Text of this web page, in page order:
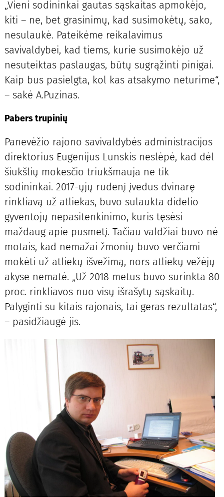
„Vieni sodininkai gautas sąskaitas apmokėjo,
kiti – ne, bet grasinimų, kad susimokėtų, sako,
nesulaukė. Pateikėme reikalavimus
savivaldybei, kad tiems, kurie susimokėjo už
nesuteiktas paslaugas, būtų sugrąžinti pinigai.
Kaip bus pasielgta, kol kas atsakymo neturime“,
– sakė A.Puzinas.
Pabers trupinių
Panevėžio rajono savivaldybės administracijos
direktorius Eugenijus Lunskis neslėpė, kad dėl
šiukšlių mokesčio triukšmauja ne tik
sodininkai. 2017-ųjų rudenį įvedus dvinarę
rinkliavą už atliekas, buvo sulaukta didelio
gyventojų nepasitenkinimo, kuris tęsėsi
maždaug apie pusmetį. Tačiau valdžiai buvo nė
motais, kad nemažai žmonių buvo verčiami
mokėti už atliekų išvežimą, nors atliekų vežėjų
akyse nematė. „Už 2018 metus buvo surinkta 80
proc. rinkliavos nuo visų išrašytų sąskaitų.
Palyginti su kitais rajonais, tai geras rezultatas“,
– pasidžiaugė jis.